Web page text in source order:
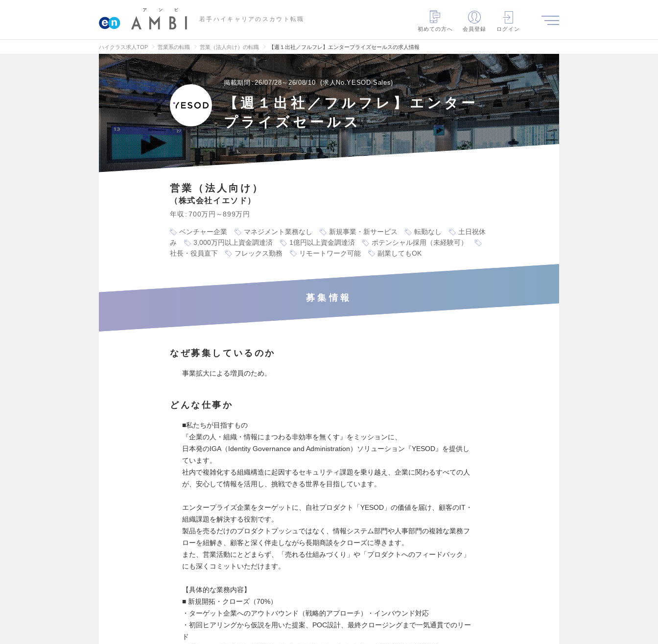
若手ハイキャリアのスカウト転職
初めての方へ
会員登録 ログイン
ハイクラス求人TOP 営業系の転職 営業（法人向け）の転職 【週１出社／フルフレ】エンタープライズセールスの求人情報
掲載期間 26/07/28～26/08/10 求人No.YESOD-Sales
【週１出社／フルフレ】エンター
プライズセールス
営業（法人向け）
株式会社イエソド
年収 700万円～899万円
ベンチャー企業 マネジメント業務なし 新規事業・新サービス 転勤なし
土日祝休
み
3,000万円以上資金調達済 1億円以上資金調達済
ポテンシャル採用（未経験可）
社長・役員直下
フレックス勤務 リモートワーク可能 副業してもOK
募集情報
なぜ募集しているのか
事業拡大による増員のため。
どんな仕事か
■私たちが目指すもの
『企業の人・組織・情報にまつわる非効率を無くす』をミッションに、
日本発のIGA（Identity Governance and Administration）ソリューション『YESOD』を提供し
ています。
社内で複雑化する組織構造に起因するセキュリティ課題を乗り越え、企業に関わるすべての人
が、安心して情報を活用し、挑戦できる世界を目指しています。
エンタープライズ企業をターゲットに、自社プロダクト「YESOD」の価値を届け、顧客のIT・
組織課題を解決する役割です。
製品を売るだけのプロダクトプッシュではなく、情報システム部門や人事部門の複雑な業務フ
ローを紐解き、顧客と深く伴走しながら長期商談をクローズに導きます。
また、営業活動にとどまらず、「売れる仕組みづくり」や「プロダクトへのフィードバック」
にも深くコミットいただけます。
【具体的な業務内容】
■ 新規開拓・クローズ（70%）
・ターゲット企業へのアウトバウンド（戦略的アプローチ）・インバウンド対応
・初回ヒアリングから仮説を用いた提案、POC設計、最終クロージングまで一気通貫でのリー
ド